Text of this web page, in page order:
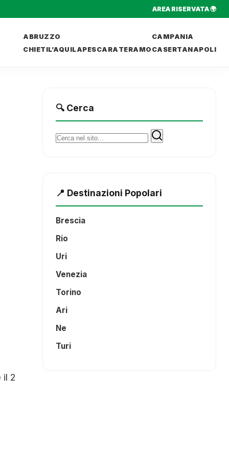
AREA RISERVATA 🌍
ABRUZZO
CHIETIL’AQUILAPESCARA TERAMO
CAMPANIA
CASERTANAPOLI
il 2
🔍 Cerca
Cerca:
📍 Destinazioni Popolari
Brescia
Rio
Uri
Venezia
Torino
Ari
Ne
Turi